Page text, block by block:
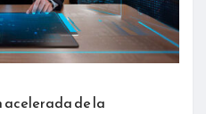
acelerada de la